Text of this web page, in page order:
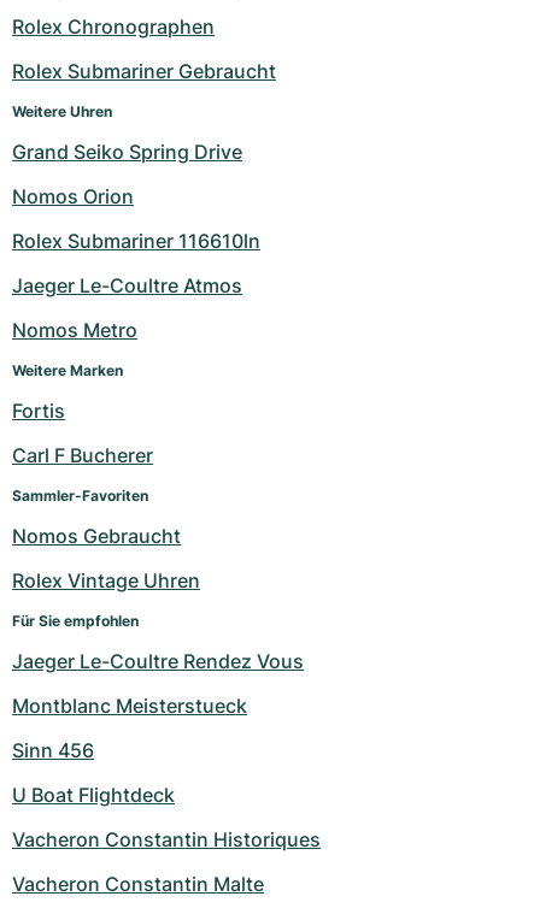
Rolex Chronographen
Rolex Submariner Gebraucht
Weitere Uhren
Grand Seiko Spring Drive
Nomos Orion
Rolex Submariner 116610ln
Jaeger Le-Coultre Atmos
Nomos Metro
Weitere Marken
Fortis
Carl F Bucherer
Sammler-Favoriten
Nomos Gebraucht
Rolex Vintage Uhren
Für Sie empfohlen
Jaeger Le-Coultre Rendez Vous
Montblanc Meisterstueck
Sinn 456
U Boat Flightdeck
Vacheron Constantin Historiques
Vacheron Constantin Malte